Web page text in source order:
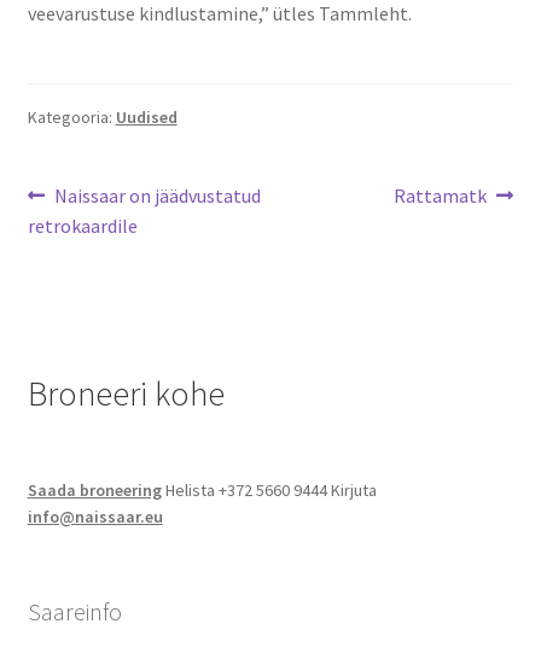
Dresiinisõidud
Matkarajad
UTV matk
Catering
veevarustuse kindlustamine,” ütles Tammleht.
Kategooria: Uudised
Navigeerimine
Eelmine
postitus:
Naissaar on jäädvustatud
retrokaardile
Järgmine
Rattamatk
Broneeri kohe
Saada broneeringHelista +372 5660 9444 Kirjuta
info@naissaar.eu
Saareinfo